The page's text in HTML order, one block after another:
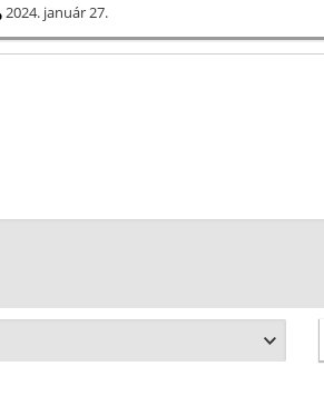
2024. január 27.